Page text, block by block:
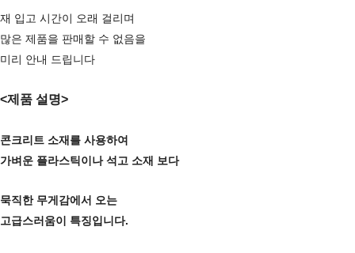
재 입고 시간이 오래 걸리며
많은 제품을 판매할 수 없음을
미리 안내 드립니다
<제품 설명>
콘크리트 소재를 사용하여
가벼운 플라스틱이나 석고 소재 보다
묵직한 무게감에서 오는
고급스러움이 특징입니다.